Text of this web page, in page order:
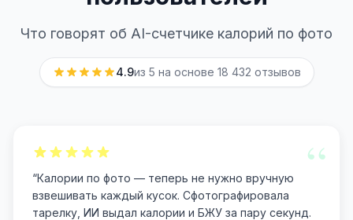
Что говорят об AI-счетчике калорий по фото
4.9из 5 на основе 18 432 отзывов
“
“Калории по фото — теперь не нужно вручную
взвешивать каждый кусок. Сфотографировала
тарелку, ИИ выдал калории и БЖУ за пару секунд.